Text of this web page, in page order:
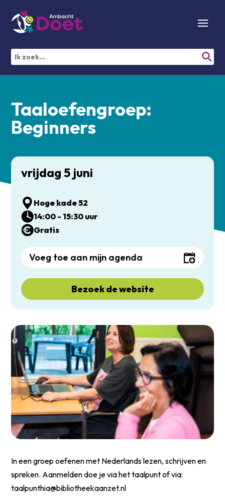
Taaloefengroep:
Beginners
In een groep oefenen met Nederlands lezen, schrijven en
spreken. Aanmelden doe je via het taalpunt of via:
taalpunthia@bibliotheekaanzet.nl
vrijdag 5 juni
Hoge kade 52
14:00 - 15:30 uur
Gratis
Voeg toe aan mijn agenda
Bezoek de website